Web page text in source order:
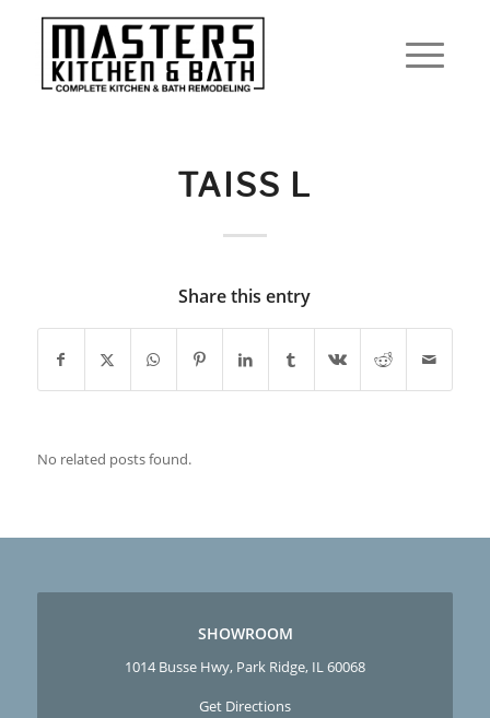
TAISS L
Share this entry
No related posts found.
SHOWROOM
1014 Busse Hwy, Park Ridge, IL 60068
Get Directions